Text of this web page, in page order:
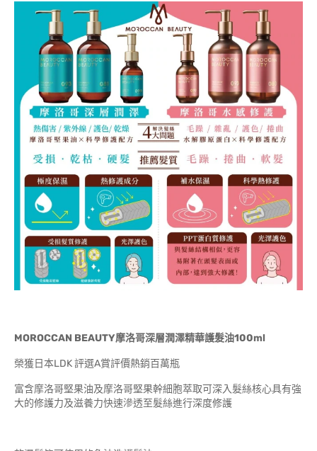
MOROCCAN BEAUTY摩洛哥深層潤澤精華護髮油100ml
榮獲日本LDK 評選A賞評價熱銷百萬瓶
富含摩洛哥堅果油及摩洛哥堅果幹細胞萃取可深入髮絲核心具有強
大的修護力及滋養力快速滲透至髮絲進行深度修護